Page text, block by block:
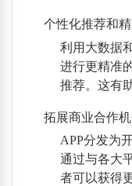
个性化推荐和
利用大数据
进行更精准
推荐。这有
拓展商业合作
APP分发为
通过与各大
者可以获得